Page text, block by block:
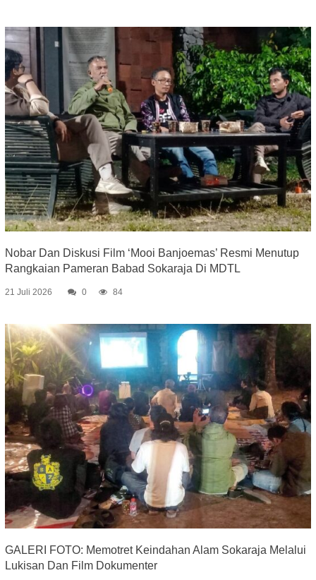
Nobar Dan Diskusi Film ‘Mooi Banjoemas’ Resmi Menutup
Rangkaian Pameran Babad Sokaraja Di MDTL
21 Juli 2026 0 84
GALERI FOTO: Memotret Keindahan Alam Sokaraja Melalui
Lukisan Dan Film Dokumenter